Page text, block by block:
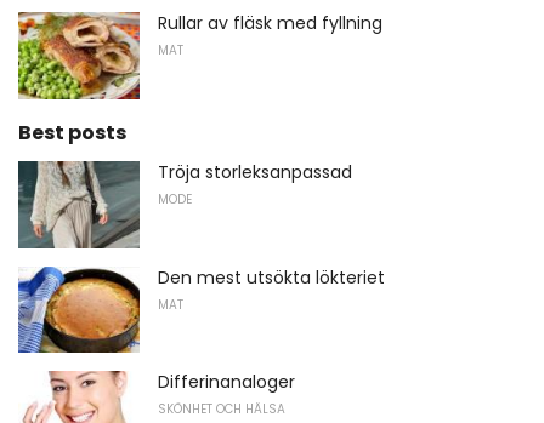
Rullar av fläsk med fyllning
MAT
Best posts
Tröja storleksanpassad
MODE
Den mest utsökta lökteriet
MAT
Differinanaloger
SKÖNHET OCH HÄLSA